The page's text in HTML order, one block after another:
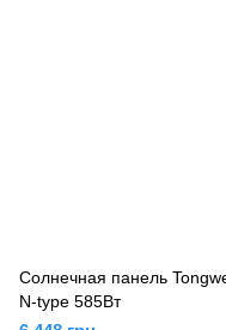
Солнечная панель
N-type 585Вт